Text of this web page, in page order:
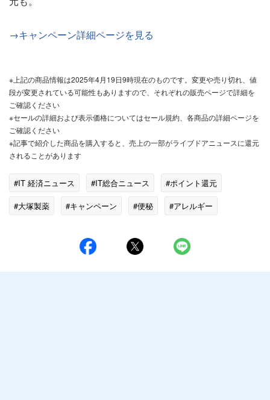
→キャンペーン詳細ページを見る
※上記の商品情報は2025年4月19日9時現在のものです。変更や売り切れ、値
段が変更されている可能性もありますので、それぞれの販売ページで詳細を
ご確認ください
※セールの詳細および表示価格についてはセール規約、各商品の詳細ページを
ご確認ください
※記事で紹介した商品を購入すると、売上の一部がライブドアニュースに還元
されることがあります
#IT 経済ニュース #IT総合ニュース
#ポイント還元
#大塚製薬
#キャンペーン #便秘
#アレルギー